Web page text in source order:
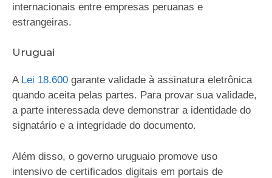
internacionais entre empresas peruanas e
estrangeiras.
Uruguai
A Lei 18.600 garante validade à assinatura eletrônica
quando aceita pelas partes. Para provar sua validade,
a parte interessada deve demonstrar a identidade do
signatário e a integridade do documento.
Além disso, o governo uruguaio promove uso
intensivo de certificados digitais em portais de